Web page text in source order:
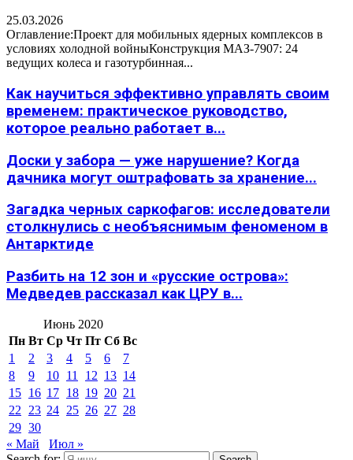
25.03.2026
Оглавление:Проект для мобильных ядерных комплексов в
условиях холодной войныКонструкция МАЗ-7907: 24
ведущих колеса и газотурбинная...
Как научиться эффективно управлять своим
временем: практическое руководство,
которое реально работает в...
Доски у забора — уже нарушение? Когда
дачника могут оштрафовать за хранение...
Загадка черных саркофагов: исследователи
столкнулись с необъяснимым феноменом в
Антарктиде
Разбить на 12 зон и «русские острова»:
Медведев рассказал как ЦРУ в...
Июнь 2020
Пн Вт Ср Чт Пт Сб Вс
1
2 3 4 5 6
7
8
9 10 11 12 13 14
15 16 17 18 19 20 21
22
23 24 25 26 27 28
29 30
« Май
Июл »